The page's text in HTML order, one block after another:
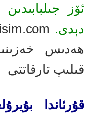
ئۆز
دېدى.
ھەدىس
قىلىپ تارقاتتى
قۇرئاندا